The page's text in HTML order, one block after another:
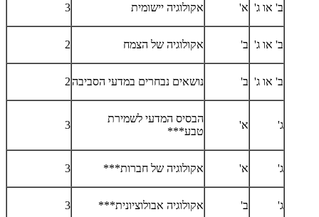
ב' או ג' א' אקולוגיה יישומית 3
ב' או ג' ב' אקולוגיה של הצמח 2
ב' או ג' ב' נושאים נבחרים במדעי הסביבה2
ג' א'
הבסיס המדעי לשמירת
טבע***
3
ג' א' אקולוגיה של חברות*** 3
ג' ב' אקולוגיה אבולוציונית*** 3